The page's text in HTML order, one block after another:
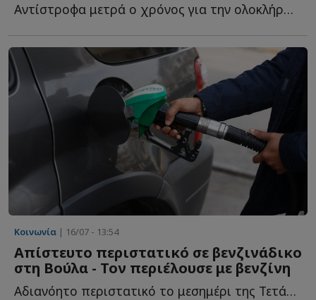
Αντίστροφα μετρά ο χρόνος για την ολοκλήρωση της φετινής ε...
Κοινωνία | 16/07 - 13:54
Απίστευτο περιστατικό σε βενζινάδικο
στη Βούλα - Τον περιέλουσε με βενζίνη
Αδιανόητο περιστατικό το μεσημέρι της Τετάρτης (15/07/2026) σ...